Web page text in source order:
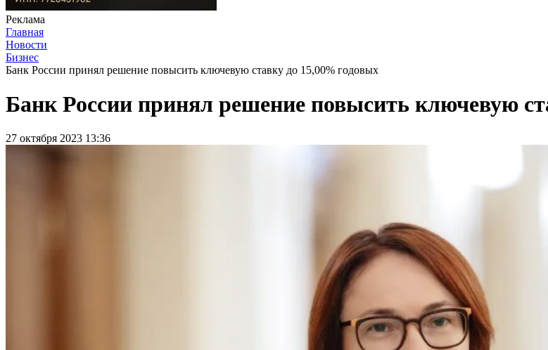
Реклама
Главная
Новости
Бизнес
Банк России принял решение повысить ключевую ставку до 15,00% годовых
Банк России принял решение повысить ключевую
27 октября 2023 13:36